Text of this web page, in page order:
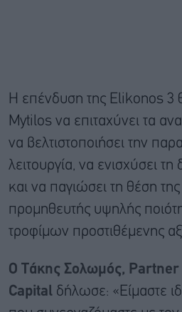
Η επένδυση της Elikonos 3
Mytilos να επιταχύνει τα
να βελτιστοποιήσει την
λειτουργία, να ενισχύσει
και να παγιώσει τη θέση
προμηθευτής υψηλής
τροφίμων προστιθέμενης
Ο Τάκης Σολωμός, Partner
Capital δήλωσε: «Είμαστε